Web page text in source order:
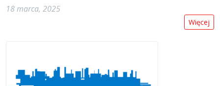
18 marca, 2025
Więcej